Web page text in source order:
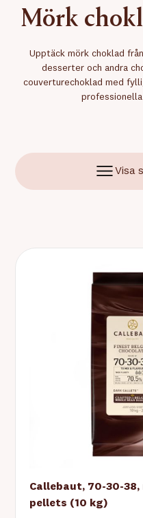
Mörk
Upptäck mörk choklad
desserter och andra
couverturechoklad med
professionella
Visa
Callebaut, 70-30-38,
pellets (10 kg)